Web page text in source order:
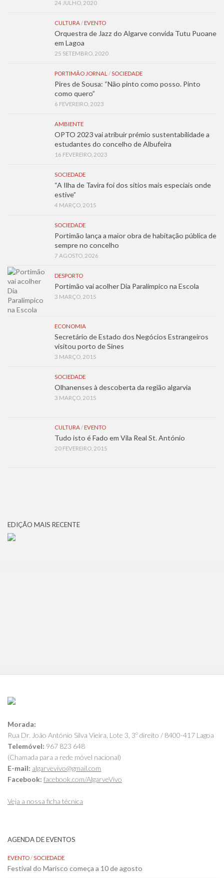
24 JULHO, 2020
CULTURA / EVENTO
Orquestra de Jazz do Algarve convida Tutu Puoane
em Lagoa
25 SETEMBRO, 2020
PORTIMÃO JORNAL / SOCIEDADE
Pires de Sousa: “Não pinto como posso. Pinto
como quero”
6 FEVEREIRO, 2023
AMBIENTE
OPTO 2023 vai atribuir prémio sustentabilidade a
estudantes do concelho de Albufeira
16 FEVEREIRO, 2023
SOCIEDADE
“A Ilha de Tavira foi dos sítios mais especiais onde
estive”
4 MARÇO, 2015
SOCIEDADE
Portimão lança a maior obra de habitação pública de
sempre no concelho
7 AGOSTO, 2026
DESPORTO
Portimão vai acolher Dia Paralímpico na Escola
3 MARÇO, 2015
ECONOMIA
Secretário de Estado dos Negócios Estrangeiros
visitou porto de Sines
3 MARÇO, 2015
SOCIEDADE
Olhanenses à descoberta da região algarvia
3 MARÇO, 2015
CULTURA / EVENTO
Tudo isto é Fado em Vila Real St. António
20 FEVEREIRO, 2015
EDIÇÃO MAIS RECENTE
Morada:
Rua Dr. João António Silva Vieira, Lote 3, 3º direito / 8400-417 Lagoa
Telemóvel: 967 823 648
(Chamada para a rede móvel nacional)
E-mail: algarvevivo@gmail.com
Facebook: facebook.com/AlgarveVivo
Veja a nossa ficha técnica
AGENDA DE EVENTOS
EVENTO/SOCIEDADE
Festival do Marisco começa a 10 de agosto